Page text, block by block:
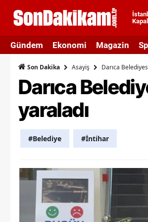
Gündem Ekonomi Magazin
Son Dakika Asayiş Darıca
Darıca
yaraladı
#Belediye #İntihar